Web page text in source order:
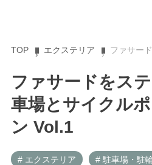
TOP エクステリア ファサードをステキ
ファサードをス
車場とサイクル
ン Vol.1
# エクステリア # 駐車場・駐